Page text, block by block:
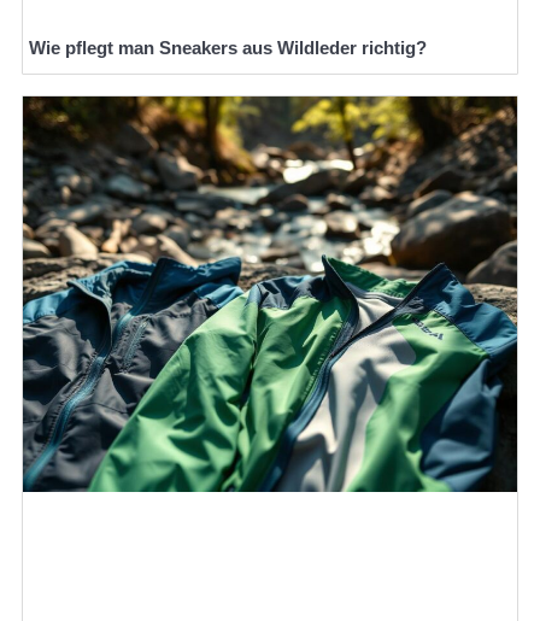
Wie pflegt man Sneakers aus Wildleder richtig?